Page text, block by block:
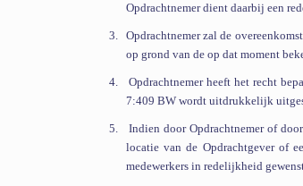
Opdrachtnemer dient daarbij een
3. Opdrachtnemer zal de
op grond van de op dat moment
4.
Opdrachtnemer heeft het recht
7:409 BW wordt uitdrukkelijk
5.
Indien door Opdrachtnemer of
locatie van de Opdrachtgever of
medewerkers in redelijkheid